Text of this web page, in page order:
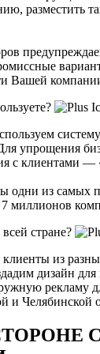
разместить
Вашей
упрощения
с клиентами —
одни из самых
миллионов
стране?
из
дизайн
рекламу
и Челябинской
С